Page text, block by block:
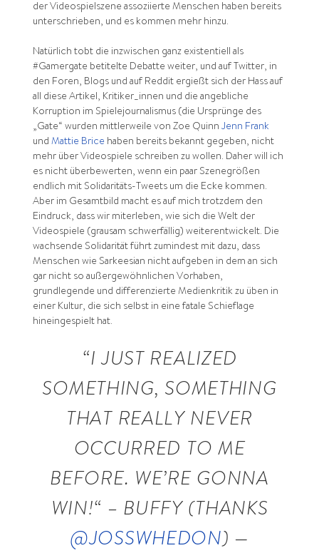
der Videospielszene assoziierte Menschen haben bereits
unterschrieben, und es kommen mehr hinzu.
Natürlich tobt die inzwischen ganz existentiell als
#Gamergate betitelte Debatte weiter, und auf Twitter, in
den Foren, Blogs und auf Reddit ergießt sich der Hass auf
all diese Artikel, Kritiker_innen und die angebliche
Korruption im Spielejournalismus (die Ursprünge des
„Gate“ wurden mittlerweile von Zoe Quinn Jenn Frank
und Mattie Brice haben bereits bekannt gegeben, nicht
mehr über Videospiele schreiben zu wollen. Daher will ich
es nicht überbewerten, wenn ein paar Szenegrößen
endlich mit Solidaritäts-Tweets um die Ecke kommen.
Aber im Gesamtbild macht es auf mich trotzdem den
Eindruck, dass wir miterleben, wie sich die Welt der
Videospiele (grausam schwerfällig) weiterentwickelt. Die
wachsende Solidarität führt zumindest mit dazu, dass
Menschen wie Sarkeesian nicht aufgeben in dem an sich
gar nicht so außergewöhnlichen Vorhaben,
grundlegende und differenzierte Medienkritik zu üben in
einer Kultur, die sich selbst in eine fatale Schieflage
hineingespielt hat.
“I JUST REALIZED
SOMETHING, SOMETHING
THAT REALLY NEVER
OCCURRED TO ME
BEFORE. WE’RE GONNA
WIN!“ – BUFFY (THANKS
@JOSSWHEDON) —